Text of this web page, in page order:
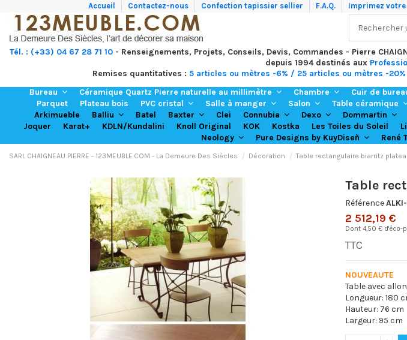
Accueil Contactez-nous Confection tapissier sellier F.A.Q. Imprimez
Tél. : (+33) 04 67 28 71 10 - Renseignements, Projets, Conseils, Devis, Commandes - Pierre
depuis 1994 destinés aux
Remises quantitatives : 5 articles ou mètres -6% / 25 articles ou mètres -
Bureau
Céramique Quartz Pierre naturelle au millimètre Chambre Cuir de
Parquet
Plateau bois PVC cristal Salle à manger Salon Table céramique
Arkimueble
Balliu Batel Baxter Clei Connubia Dexo Dommartin
Joquer
Karat+ KDLN/Kundalini Knoll Original KOK Kostka Les Toiles du Soleil
Neology
Pure Designs by KuyDiseñ René
SARL CHAIGNEAU PIERRE - 123MEUBLE.COM - La Demeure Des Siècles Décoration Table rectangulaire biarritz
Table
Référence
2 512,19 €
Dont 4,50 € d'éco-
TTC
NOUVEAUTE
Table avec
Longueur: 180
Hauteur: 76 cm
Largeur: 95 cm